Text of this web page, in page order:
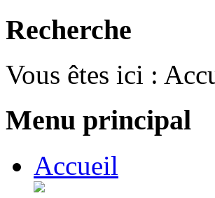
Recherche
Vous êtes ici :
Menu principal
Accueil